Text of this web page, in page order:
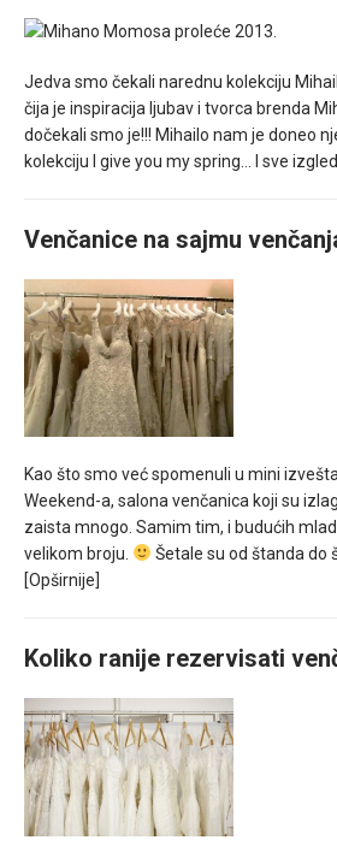
Jedva smo čekali narednu kolekciju
čija je inspiracija ljubav i tvorca brenda
dočekali smo je!!! Mihailo nam je doneo
kolekciju I give you my spring… I sve
Venčanice na sajmu
Kao što smo već spomenuli u mini
Weekend-a, salona venčanica koji su
zaista mnogo. Samim tim, i budućih
velikom broju.
Šetale su od štanda do
[Opširnije]
Koliko ranije rezervisati